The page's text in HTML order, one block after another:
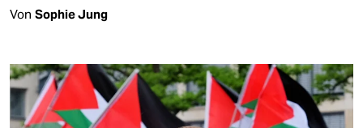
Von Sophie Jung